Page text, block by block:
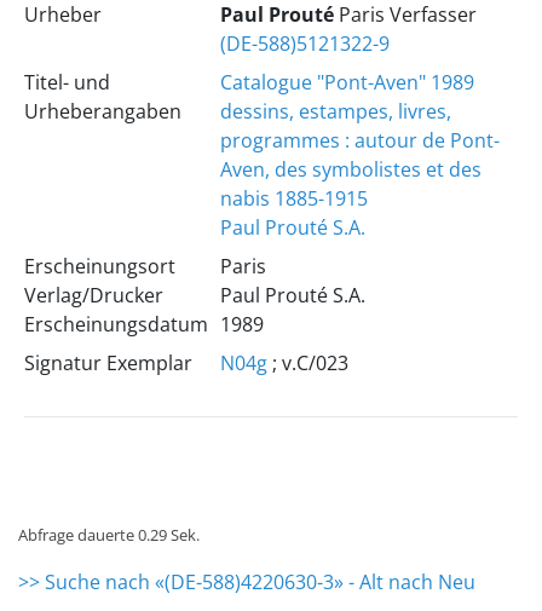
Urheber Paul Prouté Paris Verfasser
(DE-588)5121322-9
Titel- und
Urheberangaben
Catalogue "Pont-Aven" 1989
dessins, estampes, livres,
programmes : autour de Pont-
Aven, des symbolistes et des
nabis 1885-1915
Paul Prouté S.A.
Erscheinungsort
Verlag/Drucker
Erscheinungsdatum
Paris
Paul Prouté S.A.
1989
Signatur Exemplar
N04g; v.C/023
Abfrage dauerte 0.29 Sek.
>> Suche nach «(DE-588)4220630-3» - Alt nach Neu